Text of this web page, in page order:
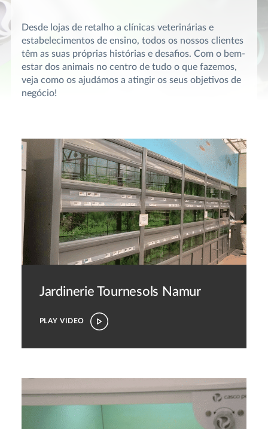
Desde lojas de retalho a clínicas veterinárias e
estabelecimentos de ensino, todos os nossos clientes
têm as suas próprias histórias e desafios. Com o bem-
estar dos animais no centro de tudo o que fazemos,
veja como os ajudámos a atingir os seus objetivos de
negócio!
Jardinerie Tournesols Namur
PLAY VIDEO